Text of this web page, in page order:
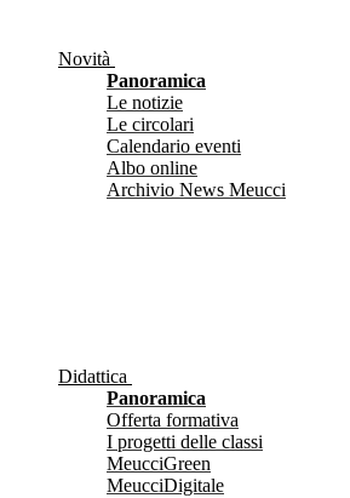
Novità
Panoramica
Le notizie
Le circolari
Calendario eventi
Albo online
Archivio News Meucci
Didattica
Panoramica
Offerta formativa
I progetti delle classi
MeucciGreen
MeucciDigitale